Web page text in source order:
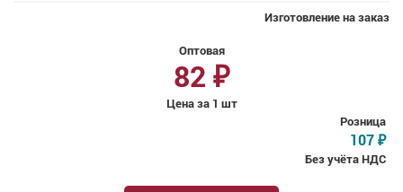
Изготовление на заказ
Оптовая
82 ₽
Цена за 1 шт
Розница
107 ₽
Без учёта НДС